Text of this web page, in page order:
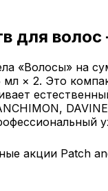
для
«Волосы» на
мл × 2. Это
акции Patch